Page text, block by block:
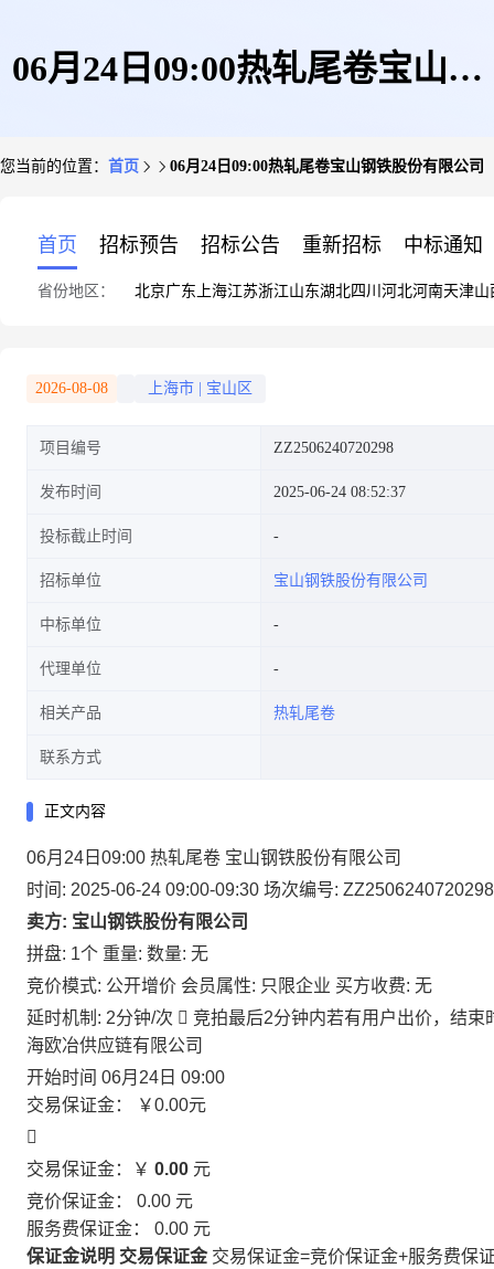
06月24日09:00热轧尾卷宝山钢
您当前的位置： 首页 06月24日09:00热轧尾卷宝山钢铁股份有限公司
首页 招标预告 招标公告 重新招标 中标通知
省份地区： 北京广东 上海江苏浙江山东湖北四川 河北河南天津山
2026-08-08 上海市 宝山区
项目编号 ZZ2506240720298
发布时间 2025-06-24 08:52:37
投标截止时间
招标单位 宝山钢铁股份有限公司
中标单位
代理单位
相关产品 热轧尾卷
联系方式
正文内容
06月24日09:00 热轧尾卷 宝山钢铁股份有限公司
时间: 2025-06-24 09:00-09:30 场次编号: ZZ2506240720298
卖方: 宝山钢铁股份有限公司
拼盘: 1个 重量: 数量: 无
竞价模式: 公开增价 会员属性: 只限企业 买方收费: 无
延时机制: 2分钟/次  竞拍最后2分钟内若有用户出价，结
海欧冶供应链有限公司
开始时间 06月24日 09:00
交易保证金：
￥0.00元

交易保证金：￥ 0.00 元
竞价保证金： 0.00 元
服务费保证金： 0.00 元
保证金说明 交易保证金 交易保证金=竞价保证金+服务费保